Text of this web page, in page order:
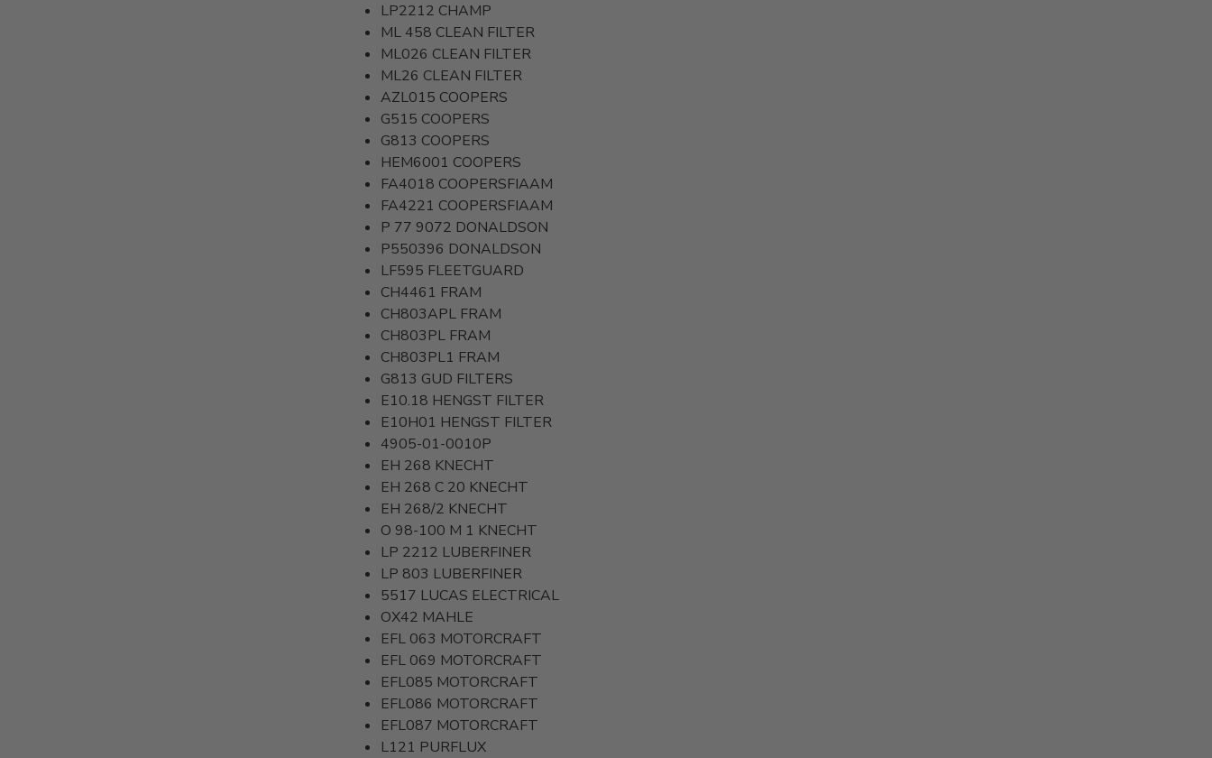
LP2212 CHAMP
ML 458 CLEAN FILTER
ML026 CLEAN FILTER
ML26 CLEAN FILTER
AZL015 COOPERS
G515 COOPERS
G813 COOPERS
HEM6001 COOPERS
FA4018 COOPERSFIAAM
FA4221 COOPERSFIAAM
P 77 9072 DONALDSON
P550396 DONALDSON
LF595 FLEETGUARD
CH4461 FRAM
CH803APL FRAM
CH803PL FRAM
CH803PL1 FRAM
G813 GUD FILTERS
E10.18 HENGST FILTER
E10H01 HENGST FILTER
4905-01-0010P
EH 268 KNECHT
EH 268 C 20 KNECHT
EH 268/2 KNECHT
O 98-100 M 1 KNECHT
LP 2212 LUBERFINER
LP 803 LUBERFINER
5517 LUCAS ELECTRICAL
OX42 MAHLE
EFL 063 MOTORCRAFT
EFL 069 MOTORCRAFT
EFL085 MOTORCRAFT
EFL086 MOTORCRAFT
EFL087 MOTORCRAFT
L121 PURFLUX